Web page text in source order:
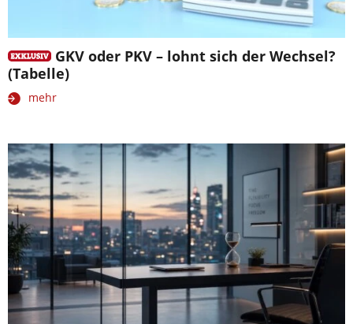
GKV oder PKV – lohnt sich der Wechsel?
(Tabelle)
mehr